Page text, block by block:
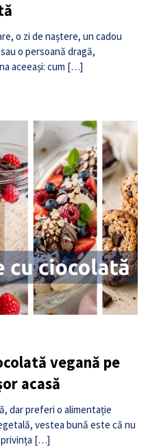
o zi de naștere, un cadou
o persoană dragă,
aceeași: cum […]
vegană pe
acasă
dar preferi o alimentație
vestea bună este că nu
privința […]